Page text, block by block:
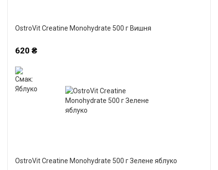
OstroVit Creatine Monohydrate 500 г Вишня
620 ₴
OstroVit Creatine Monohydrate 500 г Зелене яблуко